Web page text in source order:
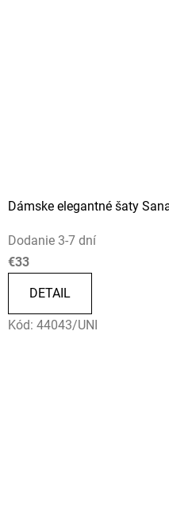
Dámske elegantné šaty
Dodanie 3-7 dní
€33
DETAIL
Kód: 44043/UNI